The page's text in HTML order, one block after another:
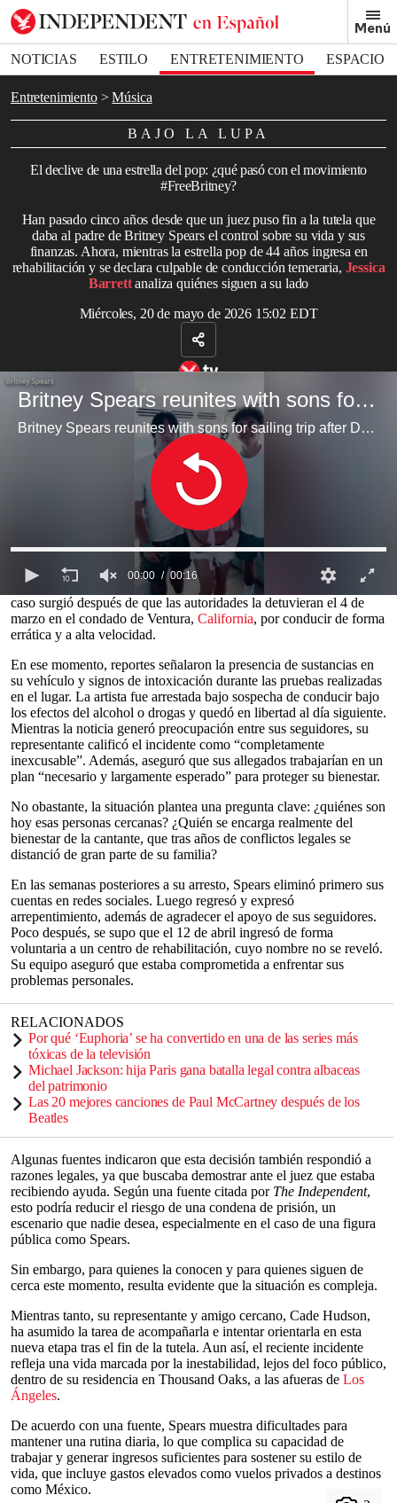
Menú
NOTICIAS ESTILO ENTRETENIMIENTO
ESPACIO
DEPORTES
Entretenimiento Música
BAJO LA LUPA
El declive de una estrella del pop: ¿qué pasó con el movimiento
#FreeBritney?
Han pasado cinco años desde que un juez puso fin a la tutela que
daba al padre de Britney Spears el control sobre su vida y sus
finanzas. Ahora, mientras la estrella pop de 44 años ingresa en
rehabilitación y se declara culpable de conducción temeraria, Jessica
Barrettanaliza quiénes siguen a su lado
Miércoles, 20 de mayo de 2026 15:02 EDT
Bookmark popover
Removed from bookmarks
Close popover
Britney Spears reunites with sons for sailing trip after DUI arrest
Britney Spears reunites with sons for sailing trip after DUI arrest Britney Spears
seconds
seconds
00:00 00:16
Britney Spears se reencuentra con sus hijos tras arresto por conducir
bajo los efectos del alcohol
atraviesa un momentodecisivo. A casi cinco años
de recuperar el control de su vida tras el fin de la tutela que la
mantuvo bajo supervisión legal, lacantante,
ahora problemas judiciales. El lunes, un
nombre ante un tribunal deLos Ángeles , donde se declaró culpable
de conducción temeraria bajo los efectos del alcohol o drogas.
Spears no tenía obligación de asistir a la audiencia. Sin embargo, el
caso surgió después de que las autoridades la detuvieran el 4 de
marzo en el condado de Ventura, California, por conducir de forma
errática y a alta velocidad.
En ese momento, reportes señalaron la presencia de sustancias en
su vehículo y signos de intoxicación durante las pruebas realizadas
en el lugar. La artista fue arrestada bajo sospecha de conducir bajo
los efectos del alcohol o drogas y quedó en libertad al día siguiente.
Mientras la noticia generó preocupación entre sus seguidores, su
representante calificó el incidente como “completamente
inexcusable”. Además, aseguró que sus allegados trabajarían en un
plan “necesario y largamente esperado” para proteger su bienestar.
No obastante, la situación plantea una pregunta clave: ¿quiénes son
hoy esas personas cercanas? ¿Quién se encarga realmente del
bienestar de la cantante, que tras años de conflictos legales se
distanció de gran parte de su familia?
En las semanas posteriores a su arresto, Spears eliminó primero sus
cuentas en redes sociales. Luego regresó y expresó
arrepentimiento, además de agradecer el apoyo de sus seguidores.
Poco después, se supo que el 12 de abril ingresó de forma
voluntaria a un centro de rehabilitación, cuyo nombre no se reveló.
Su equipo aseguró que estaba comprometida a enfrentar sus
problemas personales.
RELACIONADOS
Por qué ‘Euphoria’ se ha convertido en una de las series más
tóxicas de la televisión
Michael Jackson: hija Paris gana batalla legal contra albaceas
del patrimonio
Las 20 mejores canciones de Paul McCartney después de los
Beatles
Algunas fuentes indicaron que esta decisión también respondió a
razones legales, ya que buscaba demostrar ante el juez que estaba
recibiendo ayuda. Según una fuente citada por The Independent,
esto podría reducir el riesgo de una condena de prisión, un
escenario que nadie desea, especialmente en el caso de una figura
pública como Spears.
Sin embargo, para quienes la conocen y para quienes siguen de
cerca este momento, resulta evidente que la situación es compleja.
Mientras tanto, su representante y amigo cercano, Cade Hudson,
ha asumido la tarea de acompañarla e intentar orientarla en esta
nueva etapa tras el fin de la tutela. Aun así, el reciente incidente
refleja una vida marcada por la inestabilidad, lejos del foco público,
dentro de su residencia en Thousand Oaks, a las afueras de Los
Ángeles.
De acuerdo con una fuente, Spears muestra dificultades para
mantener una rutina diaria, lo que complica su capacidad de
trabajar y generar ingresos suficientes para sostener su estilo de
vida, que incluye gastos elevados como vuelos privados a destinos
como México.